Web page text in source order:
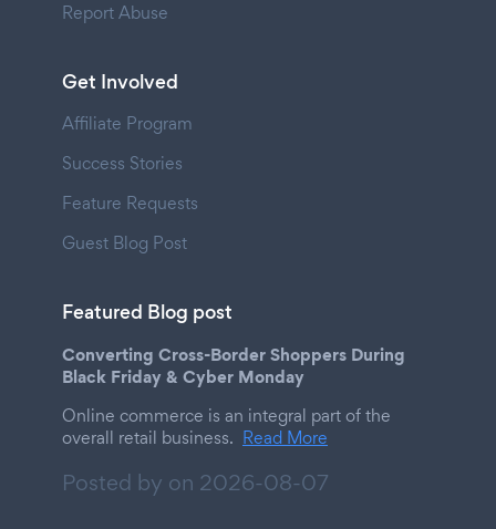
Report Abuse
Get Involved
Affiliate Program
Success Stories
Feature Requests
Guest Blog Post
Featured Blog post
Converting Cross-Border Shoppers During
Black Friday & Cyber Monday
Online commerce is an integral part of the
overall retail business. Read More
Posted by on 2026-08-07